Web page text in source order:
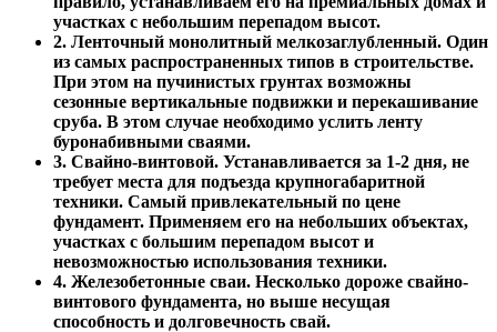
участках с небольшим перепадом высот.
2. Ленточный монолитный мелкозаглубленный. Один
из самых распространенных типов в строительстве.
При этом на пучинистых грунтах возможны
сезонные вертикальные подвижки и перекашивание
сруба. В этом случае необходимо услить ленту
буронабивными сваями.
3. Свайно-винтовой. Устанавливается за 1-2 дня, не
требует места для подъезда крупногабаритной
техники. Самый привлекательный по цене
фундамент. Применяем его на небольших объектах,
участках с большим перепадом высот и
невозможностью использования техники.
4. Железобетонные сваи. Несколько дороже свайно-
винтового фундамента, но выше несущая
способность и долговечность свай.